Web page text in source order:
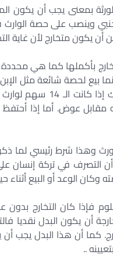
بمعنى يجب أن يكون
وينصب على حصة
يكون متخارج لأن غاية
بأكملها كما هي
وهذا شرط رئيسي لما
التصرف في تركة إنسان
وكان الوعد أو البيع
فإذا كان التخارج
أن يكون البدل
أن هذا البدل يجب أن
..